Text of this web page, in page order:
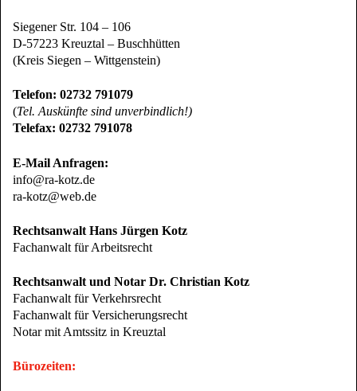
Siegener Str. 104 – 106
D-57223 Kreuztal – Buschhütten
(Kreis Siegen – Wittgenstein)
Telefon: 02732 791079
(Tel. Auskünfte sind unverbindlich!)
Telefax: 02732 791078
E-Mail Anfragen:
info@ra-kotz.de
ra-kotz@web.de
Rechtsanwalt Hans Jürgen Kotz
Fachanwalt für Arbeitsrecht
Rechtsanwalt und Notar Dr. Christian Kotz
Fachanwalt für Verkehrsrecht
Fachanwalt für Versicherungsrecht
Notar mit Amtssitz in Kreuztal
Bürozeiten: